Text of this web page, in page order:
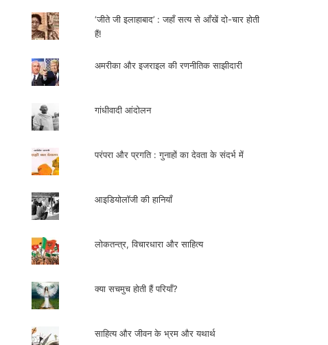
‘जीते जी इलाहाबाद’ : जहाँ सत्य से आँखें दो-चार होती
हैं!
अमरीका और इजराइल की रणनीतिक साझीदारी
गांधीवादी आंदोलन
परंपरा और प्रगति : गुनाहों का देवता के संदर्भ में
आइडियोलॉजी की हानियाँ
लोकतन्त्र, विचारधारा और साहित्य
क्या सचमुच होती हैं परियाँ?
साहित्य और जीवन के भ्रम और यथार्थ